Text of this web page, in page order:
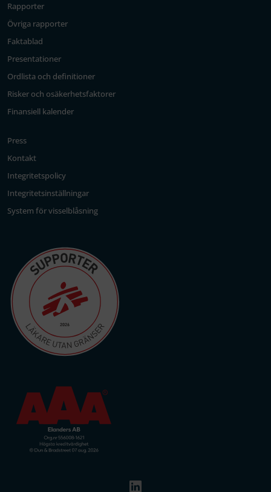
Rapporter
Övriga rapporter
Faktablad
Presentationer
Ordlista och definitioner
Risker och osäkerhetsfaktorer
Finansiell kalender
Press
Kontakt
Integritetspolicy
Integritetsinställningar
System för visselblåsning